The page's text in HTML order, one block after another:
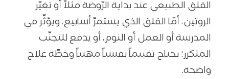
القلق الطبيعي عند بداية الرّوضة مثلاً أو تغيّر
الروتين، أمّا القلق الذي يستمرّ أسابيع، ويؤثّر في
المدرسة أو العمل أو النوم، أو يدفع للتجنّب
المتكرر؛ يحتاج تقييماً نفسياً مهنياً وخطّة علاج
واضحة.